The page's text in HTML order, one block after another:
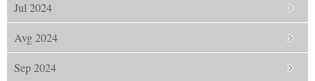
Jul 2024
Avg 2024
Sep 2024